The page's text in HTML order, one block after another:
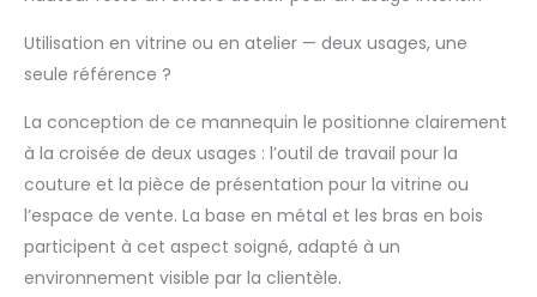
commerciaux, etc., ou
des designers
dessinant, créant des
vêtements, etc. 6
CHOIX: Nous vous
proposons 3 styles et
2 couleurs de bases
correspondance des
couleurs moderne
Utilisation en vitrine ou en atelier — deux usages, une
seule référence ?
La conception de ce mannequin le positionne clairement
à la croisée de deux usages : l’outil de travail pour la
couture et la pièce de présentation pour la vitrine ou
l’espace de vente. La base en métal et les bras en bois
participent à cet aspect soigné, adapté à un
environnement visible par la clientèle.